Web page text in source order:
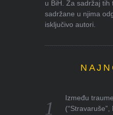
u BiH. Za sadržaj tih
sadržane u njima
isključivo autori.
Između
(“Stravaruše”,